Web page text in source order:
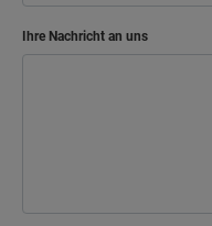
Ihre Nachricht an uns